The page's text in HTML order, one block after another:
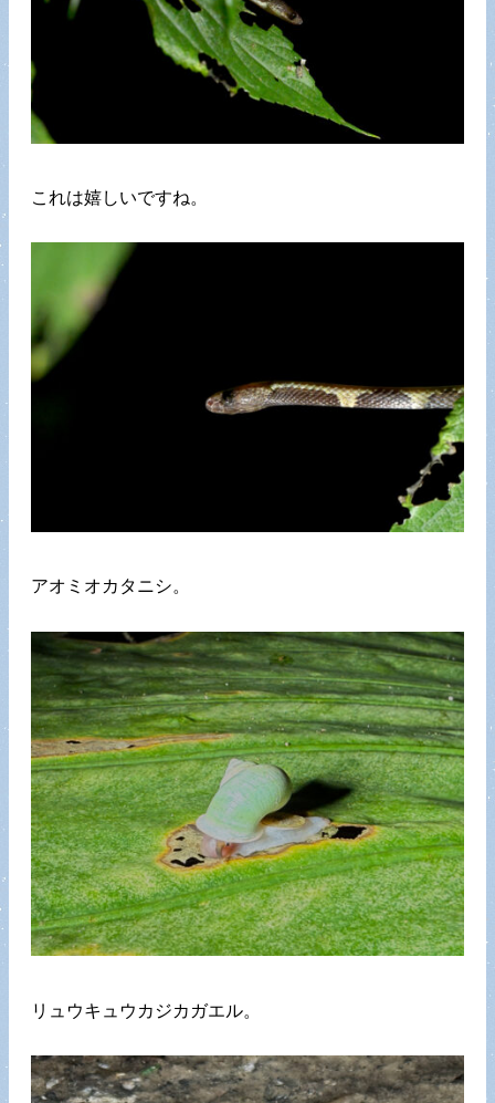
これは嬉しいですね。
アオミオカタニシ。
リュウキュウカジカガエル。